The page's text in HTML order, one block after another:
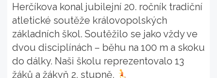
Herčíkova konal jubilejní 20. ročník tradiční
atletické soutěže královopolských
základních škol. Soutěžilo se jako vždy ve
dvou disciplínách – běhu na 100 m a skoku
do dálky. Naši školu reprezentovalo 13
žáků a žákyň 2. stupně.